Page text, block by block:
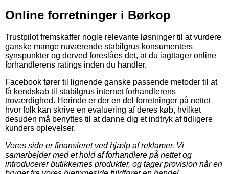
Online forretninger i Børkop
Trustpilot fremskaffer nogle relevante løsninger til at vurdere
ganske mange nuværende stabilgrus konsumenters
synspunkter og derved foreslåes det, at du iagttager online
forhandlerens ratings inden du handler.
Facebook fører til lignende ganske passende metoder til at
få kendskab til stabilgrus internet forhandlerens
troværdighed. Herinde er der en del forretninger på nettet
hvor folk kan skrive en evaluering af deres køb, hvilket
desuden må benyttes til at danne dig et indtryk af tidligere
kunders oplevelser.
Vores side er finansieret ved hjælp af reklamer. Vi
samarbejder med et hold af forhandlere på nettet og
introducerer butikkernes produkter, og tager provision når en